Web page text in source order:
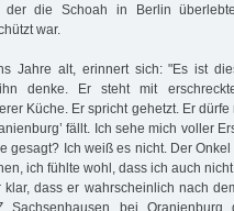
der die Schoah in Berlin
war.
Jahre alt, erinnert sich: "Es ist
denke. Er steht mit
Küche. Er spricht gehetzt. Er
fällt. Ich sehe mich voller
gesagt? Ich weiß es nicht. Der
ich fühlte wohl, dass ich auch
klar, dass er wahrscheinlich nach
Sachsenhausen bei